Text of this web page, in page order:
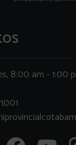
8:00 am - 1:00